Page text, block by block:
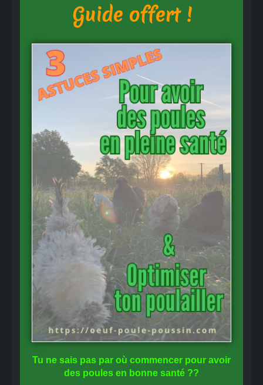
Guide offert !
Tu ne sais pas par où commencer pour avoir
des poules en bonne santé ??